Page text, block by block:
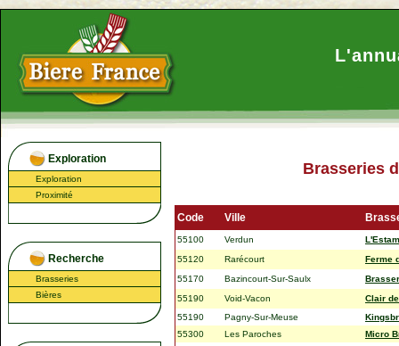
Exploration
Exploration
Proximité
Recherche
Brasseries
Bières
Brasseries
Code Ville
55100 Verdun
55120
Rarécourt
Ferme
55170
Bazincourt-Sur-Saulx
55190
Void-Vacon
Clair
55190
Pagny-Sur-Meuse
55300
Les Paroches
Micro